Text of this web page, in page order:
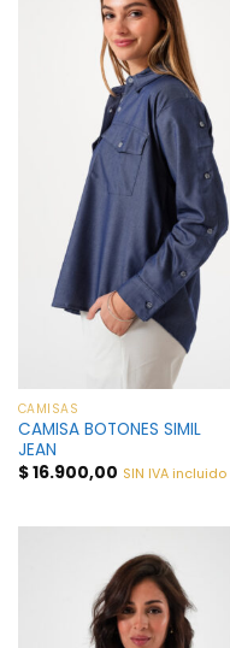
CAMISAS
CAMISA BOTONES SIMIL
JEAN
$16.900,00 SIN IVA incluido